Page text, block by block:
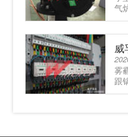
气
备
威
雾
跟
烧